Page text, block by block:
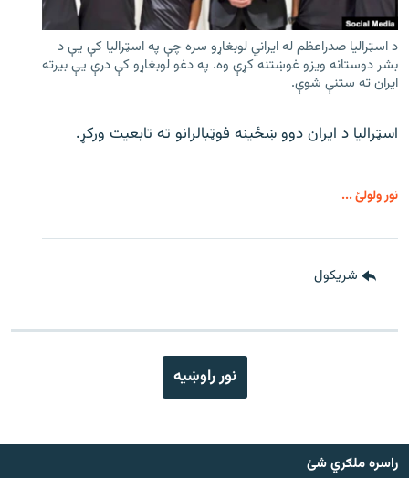
د اسټرالیا صدراعظم له ایراني لوبغاړو سره چې په اسټرالیا کې يې د
بشر دوستانه ویزو غوښتنه کړې وه. په دغو لوبغاړو کې درې يې بیرته
ایران ته ستنې شوې.
اسټرالیا د ایران دوو ښځینه فوټبالرانو ته تابعیت ورکړ.
نور ولولئ ...
شريکول
نور راوښيه
راسره ملګري شئ